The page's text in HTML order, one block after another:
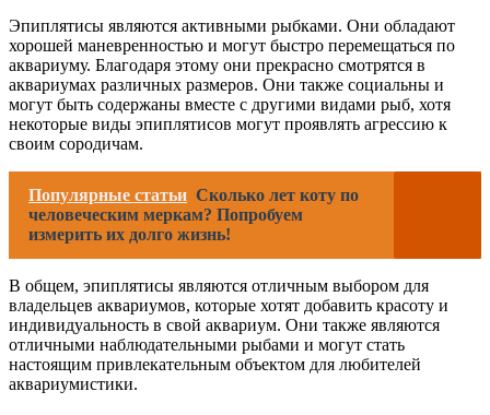
Эпиплятисы являются активными рыбками. Они обладают
хорошей маневренностью и могут быстро перемещаться по
аквариуму. Благодаря этому они прекрасно смотрятся в
аквариумах различных размеров. Они также социальны и
могут быть содержаны вместе с другими видами рыб, хотя
некоторые виды эпиплятисов могут проявлять агрессию к
своим сородичам.
Популярные статьи Сколько лет коту по
человеческим меркам? Попробуем
измерить их долго жизнь!
В общем, эпиплятисы являются отличным выбором для
владельцев аквариумов, которые хотят добавить красоту и
индивидуальность в свой аквариум. Они также являются
отличными наблюдательными рыбами и могут стать
настоящим привлекательным объектом для любителей
аквариумистики.